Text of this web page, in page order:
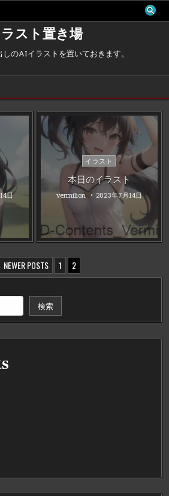
スト置き場
のAIイラストを置いておきます。
日
Posted
イラスト
本日のイラスト
vermilion 2023年7月14日
POSTS 1 2
検索